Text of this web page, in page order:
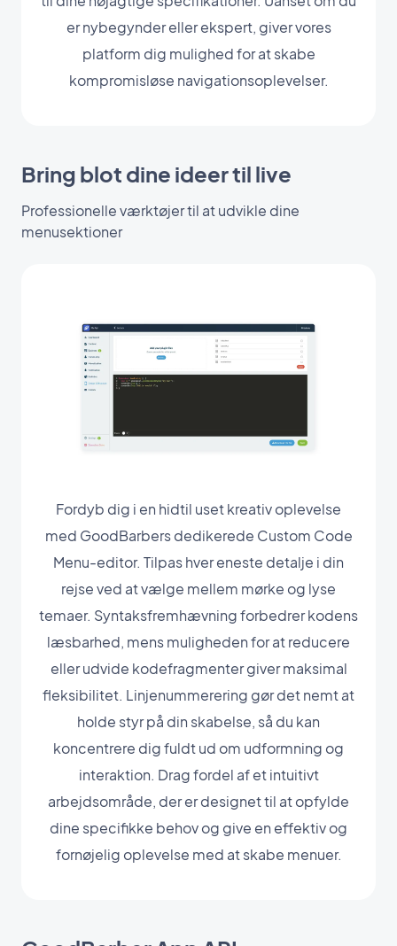
er nybegynder eller ekspert, giver vores
platform dig mulighed for at skabe
kompromisløse navigationsoplevelser.
Bring blot dine ideer til live
Professionelle værktøjer til at udvikle dine
menusektioner
Fordyb dig i en hidtil uset kreativ oplevelse
med GoodBarbers dedikerede Custom Code
Menu-editor. Tilpas hver eneste detalje i din
rejse ved at vælge mellem mørke og lyse
temaer. Syntaksfremhævning forbedrer kodens
læsbarhed, mens muligheden for at reducere
eller udvide kodefragmenter giver maksimal
fleksibilitet. Linjenummerering gør det nemt at
holde styr på din skabelse, så du kan
koncentrere dig fuldt ud om udformning og
interaktion. Drag fordel af et intuitivt
arbejdsområde, der er designet til at opfylde
dine specifikke behov og give en effektiv og
fornøjelig oplevelse med at skabe menuer.